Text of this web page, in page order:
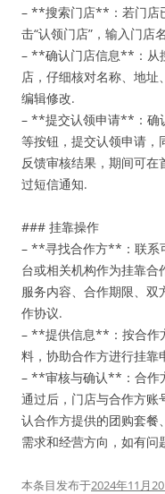
– **搜索门店**：若门店
击“认领门店”，输入门店
– **确认门店信息**：从
店，仔细核对名称、地
编辑修改.
– **提交认领申请**：确
等按钮，提交认领申请，
反馈审核结果，期间可在
过短信通知.
### 挂靠操作
– **寻找合作方**：联系
台或相关机构作为挂靠合
服务内容、合作期限、双
作协议.
– **提供信息**：按合作
料，协助合作方进行挂靠
– **审核与确认**：合作
通过后，门店与合作方账
认合作方提供的团购套餐
需求和经营方向，如有问
本条目发布于2024年11月